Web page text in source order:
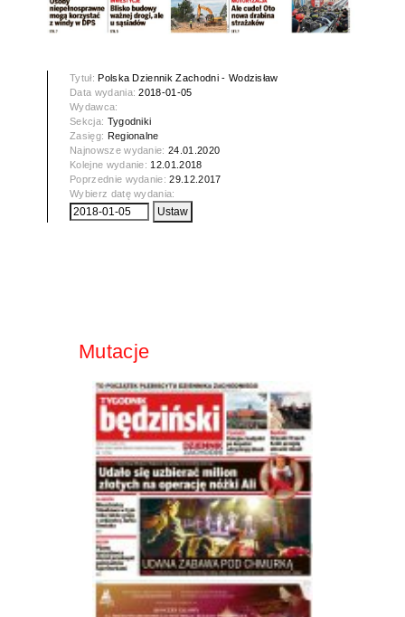
Tytuł:Polska Dziennik Zachodni - Wodzisław
Data wydania:2018-01-05
Wydawca:
Sekcja: Tygodniki
Zasięg: Regionalne
Najnowsze wydanie:24.01.2020
Kolejne wydanie: 12.01.2018
Poprzednie wydanie:29.12.2017
Wybierz datę wydania:
Mutacje